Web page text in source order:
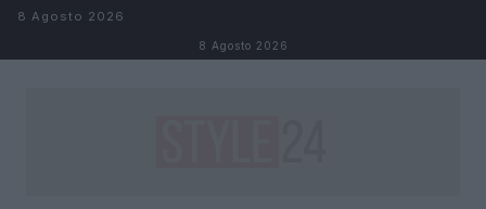
Salta al contenuto
8 Agosto 2026
8 Agosto 2026